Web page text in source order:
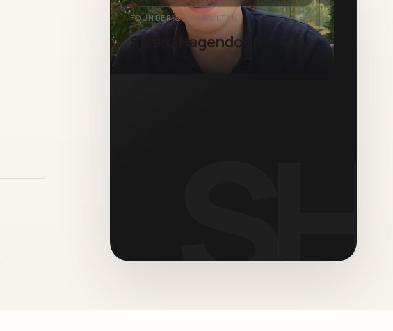
FOUNDER & CONSULTANT
Sjoerd Hagendoorn